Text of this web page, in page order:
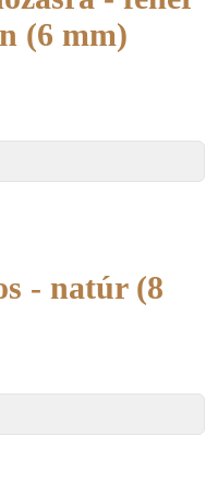
(6 mm)
- natúr (8